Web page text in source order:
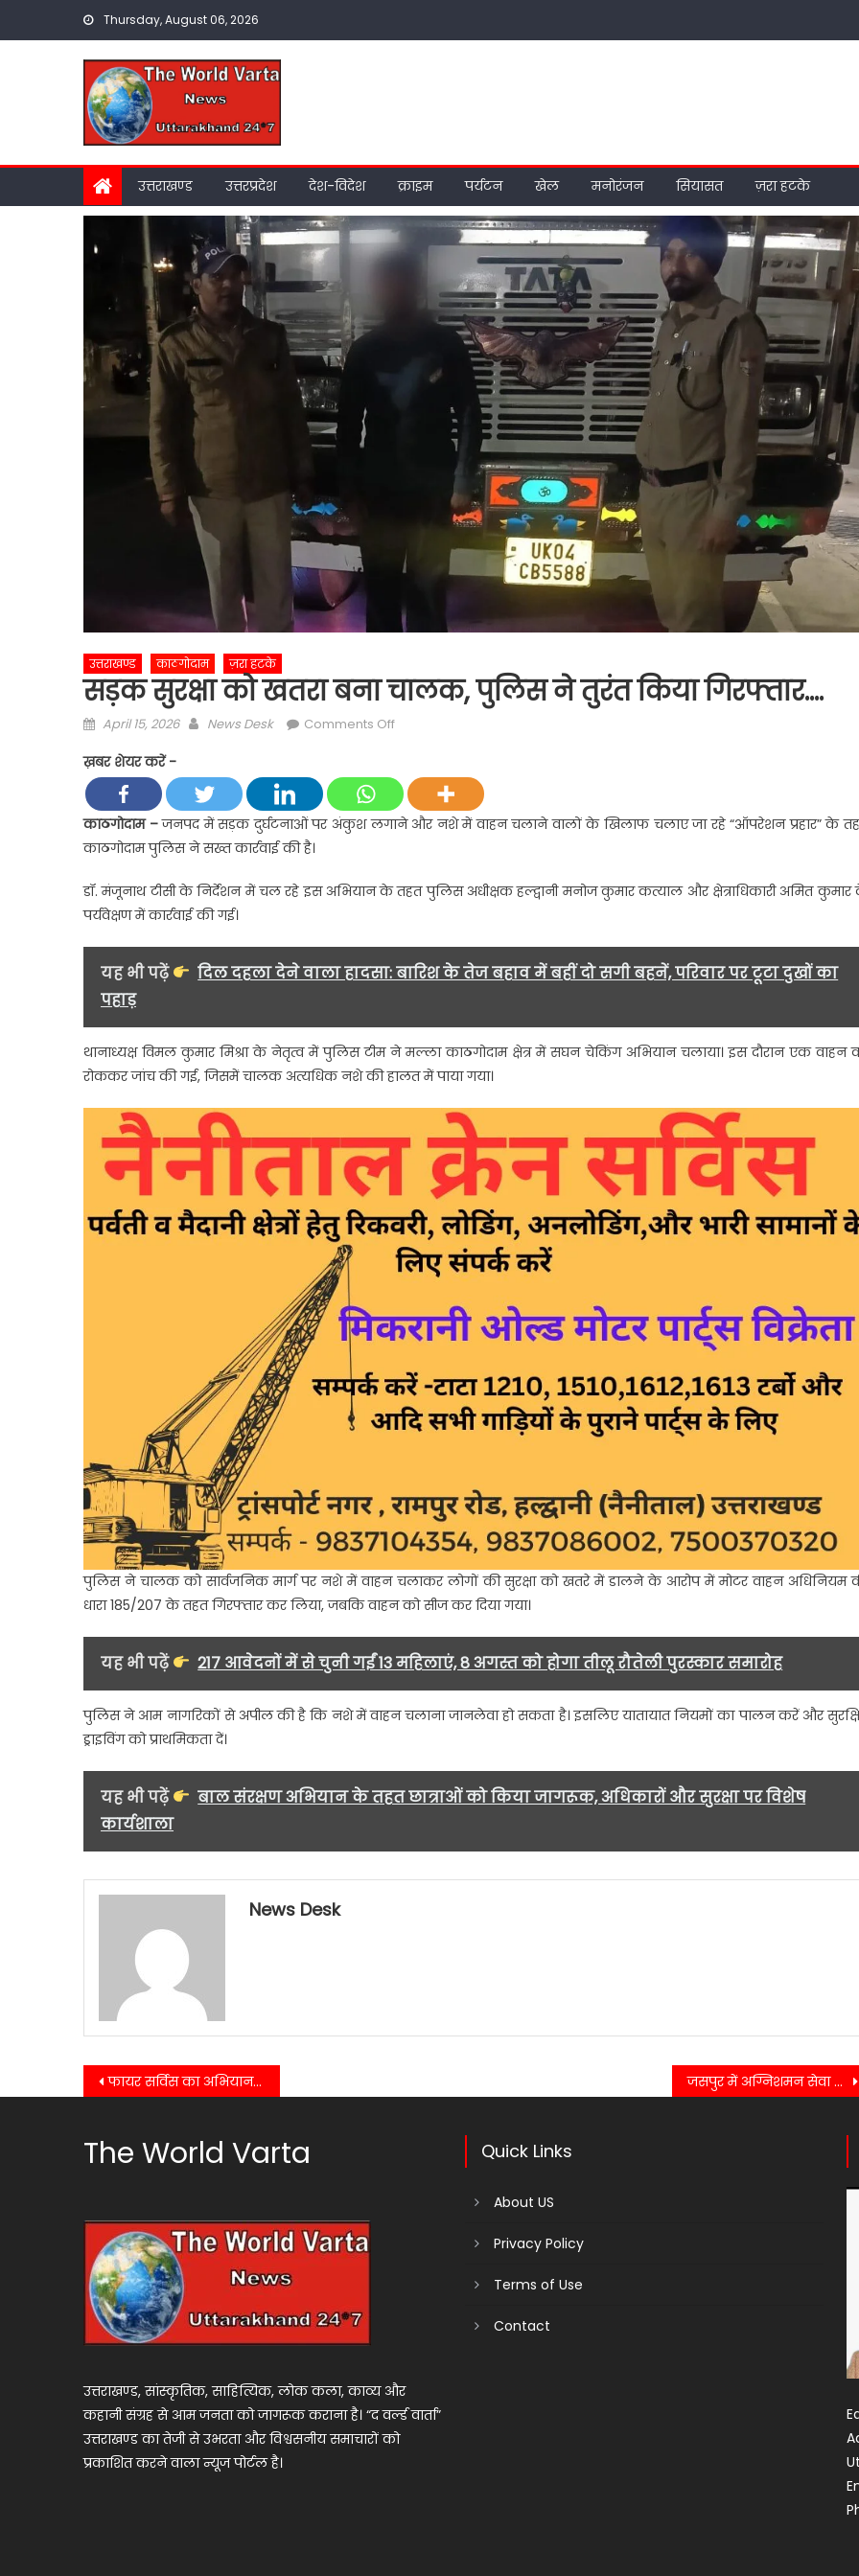
Thursday, August 06, 2026
उत्तराखण्ड उत्तरप्रदेश देश-विदेश क्राइम पर्यटन खेल मनोरंजन सियासत ज़रा हटके
उत्तराखण्ड काठगोदाम ज़रा हटके
सड़क सुरक्षा को खतरा बना चालक, पुलिस ने तुरंत किया गिरफ्तार….
Posted
April 15, 2026 Author
News Desk Comments Offon
को
खतरा
बना
ने
गिरफ्तार….
ख़बर शेयर करें -
काठगोदाम –जनपद में सड़क दुर्घटनाओं पर अंकुश लगाने और नशे में वाहन चलाने वालों के खिलाफ चलाए जा रहे “ऑपरेशन प्रहार” के
काठगोदाम पुलिस ने सख्त कार्रवाई की है।
डॉ. मंजूनाथ टीसी के निर्देशन में चल रहे इस अभियान के तहत पुलिस अधीक्षक हल्द्वानी मनोज कुमार कत्याल और क्षेत्राधिकारी अमित
पर्यवेक्षण में कार्रवाई की गई।
यह भी पढ़ें
दिल दहला देने वाला हादसा: बारिश के तेज बहाव में बहीं दो सगी बहनें, परिवार पर टूटा दुखों का
पहाड़
थानाध्यक्ष विमल कुमार मिश्रा के नेतृत्व में पुलिस टीम ने मल्ला काठगोदाम क्षेत्र में सघन चेकिंग अभियान चलाया। इस दौरान एक वाहन
रोककर जांच की गई, जिसमें चालक अत्यधिक नशे की हालत में पाया गया।
पुलिस ने चालक को सार्वजनिक मार्ग पर नशे में वाहन चलाकर लोगों की सुरक्षा को खतरे में डालने के आरोप में मोटर वाहन अधिनियम
धारा 185/207 के तहत गिरफ्तार कर लिया, जबकि वाहन को सीज कर दिया गया।
यह भी पढ़ें 217 आवेदनों में से चुनी गईं 13 महिलाएं, 8 अगस्त को होगा तीलू रौतेली पुरस्कार समारोह
पुलिस ने आम नागरिकों से अपील की है कि नशे में वाहन चलाना जानलेवा हो सकता है। इसलिए यातायात नियमों का पालन करें और
ड्राइविंग को प्राथमिकता दें।
यह भी पढ़ें
बाल संरक्षण अभियान के तहत छात्राओं को किया जागरूक, अधिकारों और सुरक्षा पर विशेष
कार्यशाला
News Desk
Post
फायर सर्विस का अभियान शुरू, 14 से 20 अप्रैल तक चलेगा सुरक्षा सप्ताह…. जसपुर में अग्निशमन सेवा दिवस पर जागरूकता की अलख, रैली निकालकर दिया सुरक्षा संदेश
The World Varta
उत्तराखण्ड, सांस्कृतिक, साहित्यिक, लोक कला, काव्य और
कहानी संग्रह से आम जनता को जागरूक कराना है। “द वर्ल्ड वार्ता”
उत्तराखण्ड का तेजी से उभरता और विश्वसनीय समाचारों को
प्रकाशित करने वाला न्यूज पोर्टल है।
Quick Links
About US
Privacy Policy
Terms of Use
Contact